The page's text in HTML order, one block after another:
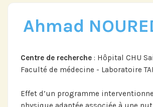
Ahmad
Centre de recherche : Hôpital CHU
Faculté de médecine - Laboratoire
Effet d’un programme